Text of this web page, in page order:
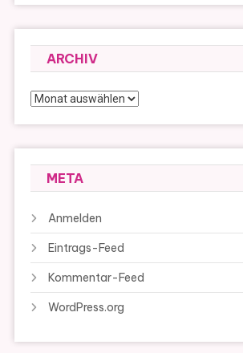
ARCHIV
Archiv
META
Anmelden
Eintrags-Feed
Kommentar-Feed
WordPress.org